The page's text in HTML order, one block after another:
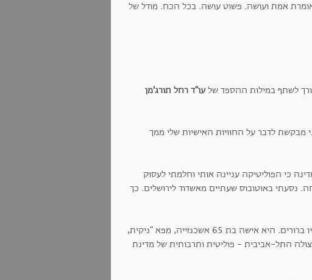
אמת ועושה. פשוט עושה. בכל הכח. מודל של
לשתף במילות ההספד שלעו"ד רחל תורג'מן
מבקשת לדבר על החוויות האישיות שלי ממך
מדע המדינה כי הפוליטיקה עניינה אותי וחלמתי לעסוק
נסעתי באוטובוס שעתיים מאשדוד לירושלים. כך
את הבדלי גיל, סטטוס ורקע ביני לבין אורה לא קשה לתאר. הקצוות היו ברורים. היא אישה בת 65 אשכנזייה, מפא "ניקית,
התל-אביבית - פוליטית ותרבותית של מדינת